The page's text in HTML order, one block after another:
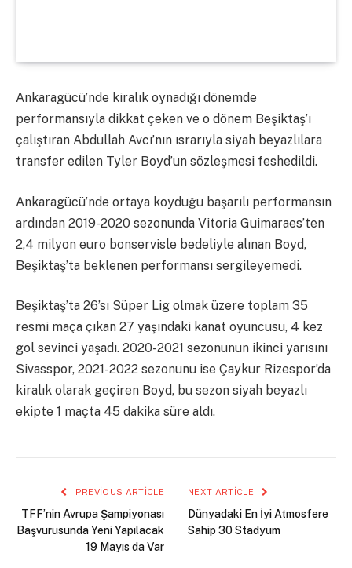
Ankaragücü’nde kiralık oynadığı dönemde
performansıyla dikkat çeken ve o dönem Beşiktaş’ı
çalıştıran Abdullah Avcı’nın ısrarıyla siyah beyazlılara
transfer edilen Tyler Boyd’un sözleşmesi feshedildi.
Ankaragücü’nde ortaya koyduğu başarılı performansın
ardından 2019-2020 sezonunda Vitoria Guimaraes’ten
2,4 milyon euro bonservisle bedeliyle alınan Boyd,
Beşiktaş’ta beklenen performansı sergileyemedi.
Beşiktaş’ta 26’sı Süper Lig olmak üzere toplam 35
resmi maça çıkan 27 yaşındaki kanat oyuncusu, 4 kez
gol sevinci yaşadı. 2020-2021 sezonunun ikinci yarısını
Sivasspor, 2021-2022 sezonunu ise Çaykur Rizespor’da
kiralık olarak geçiren Boyd, bu sezon siyah beyazlı
ekipte 1 maçta 45 dakika süre aldı.
PREVIOUS ARTICLE
TFF’nin Avrupa Şampiyonası
Başvurusunda Yeni Yapılacak
19 Mayıs da Var
NEXT ARTICLE
Dünyadaki En İyi Atmosfere
Sahip 30 Stadyum